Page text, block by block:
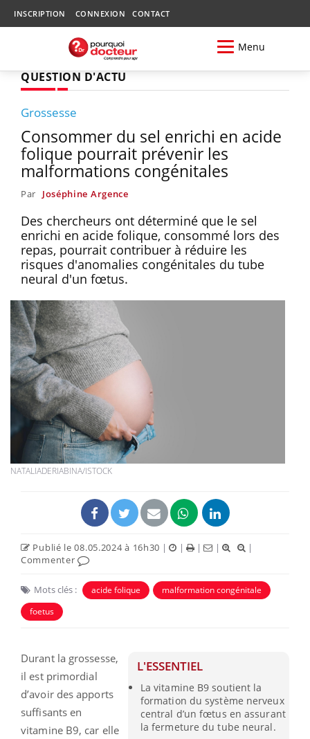
INSCRIPTION CONNEXION CONTACT
Menu
QUESTION D'ACTU
Grossesse
Consommer du sel enrichi en acide
folique pourrait prévenir les
malformations congénitales
Par Joséphine Argence
Des chercheurs ont déterminé que le sel
enrichi en acide folique, consommé lors des
repas, pourrait contribuer à réduire les
risques d'anomalies congénitales du tube
neural d'un fœtus.
NATALIADERIABINA/ISTOCK
Publié le 08.05.2024 à 16h30 | | | |
|
Commenter
Mots clés : acide folique
malformation congénitale
foetus
L'ESSENTIEL
La vitamine B9 soutient la
formation du système nerveux
central d’un fœtus en assurant
la fermeture du tube neural.
Durant la grossesse,
il est primordial
d’avoir des apports
suffisants en
vitamine B9, car elle